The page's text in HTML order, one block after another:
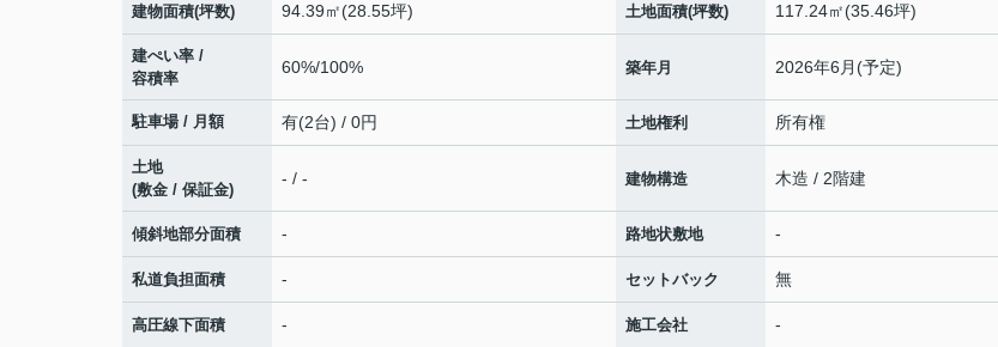
建物面積(坪数) 94.39㎡(28.55坪) 土地面積(坪数) 117.24㎡(35.46坪)
建ぺい率 /
容積率
60%/100% 築年月 2026年6月(予定)
駐車場 / 月額 有(2台) / 0円 土地権利 所有権
土地
(敷金 / 保証金)
- / - 建物構造 木造 / 2階建
傾斜地部分面積 - 路地状敷地 -
私道負担面積 - セットバック 無
高圧線下面積 - 施工会社 -